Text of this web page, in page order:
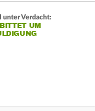
unter Verdacht:
UM E